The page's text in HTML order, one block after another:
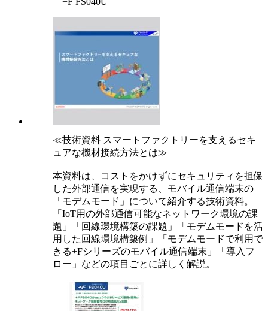
≪技術資料 スマートファクトリーを支えるセキ
ュアな機材接続方法とは≫
本資料は、コストをかけずにセキュリティを担保
した外部通信を実現する、モバイル通信端末の
「モデムモード」について紹介する技術資料。
「IoT用の外部通信可能なネットワーク環境の課
題」「回線環境構築の課題」「モデムモードを活
用した回線環境構築例」「モデムモードで利用で
きる+Fシリーズのモバイル通信端末」「導入フ
ロー」などの項目ごとに詳しく解説。